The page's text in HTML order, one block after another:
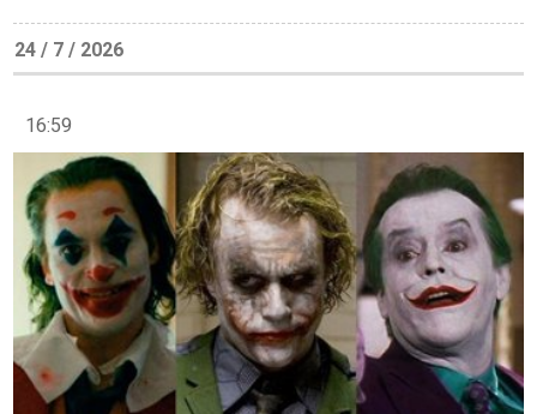
24 / 7 / 2026
16:59